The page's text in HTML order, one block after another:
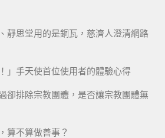
靜思堂用的是銅瓦，慈濟人澄清網路
」手天使首位使用者的體驗心得
卻排除宗教團體，是否讓宗教團體無
算不算做善事？